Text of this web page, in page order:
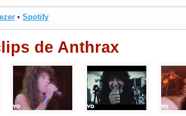
• Spotify
de Anthrax